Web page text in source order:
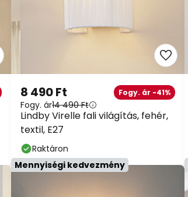
Lindby Virelle fali világítás, fehér,
textil, E27
8 490 Ft Fogy. ár -41%
Fogy. ár14 490 Ft
Raktáron
Mennyiségi kedvezmény